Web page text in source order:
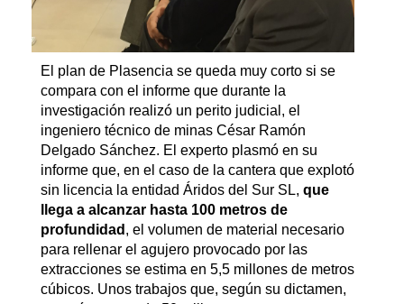
El plan de Plasencia se queda muy corto si se
compara con el informe que durante la
investigación realizó un perito judicial, el
ingeniero técnico de minas César Ramón
Delgado Sánchez. El experto plasmó en su
informe que, en el caso de la cantera que explotó
sin licencia la entidad Áridos del Sur SL, que
llega a alcanzar hasta 100 metros de
profundidad , el volumen de material necesario
para rellenar el agujero provocado por las
extracciones se estima en 5,5 millones de metros
cúbicos. Unos trabajos que, según su dictamen,